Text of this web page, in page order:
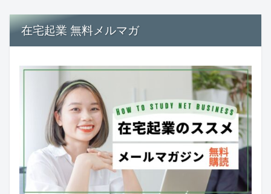
在宅起業 無料メルマガ